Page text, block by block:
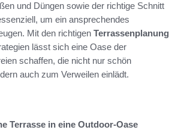
und Düngen sowie der richtige Schnitt
um ein ansprechendes
Mit den richtigen Terrassenplanung
lässt sich eine Oase der
schaffen, die nicht nur schön
auch zum Verweilen einlädt.
Terrasse in eine Outdoor-Oase